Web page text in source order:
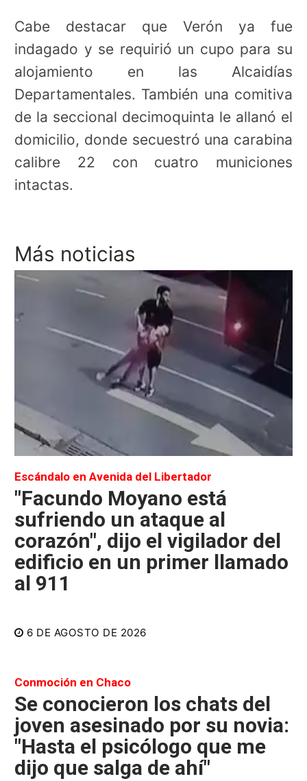
Cabe destacar que Verón ya fue
indagado y se requirió un cupo para su
alojamiento en las Alcaidías
Departamentales. También una comitiva
de la seccional decimoquinta le allanó el
domicilio, donde secuestró una carabina
calibre 22 con cuatro municiones
intactas.
Más noticias
Escándalo en Avenida del Libertador
"Facundo Moyano está
sufriendo un ataque al
corazón", dijo el vigilador del
edificio en un primer llamado
al 911
6 DE AGOSTO DE 2026
Conmoción en Chaco
Se conocieron los chats del
joven asesinado por su novia:
"Hasta el psicólogo que me
dijo que salga de ahí"